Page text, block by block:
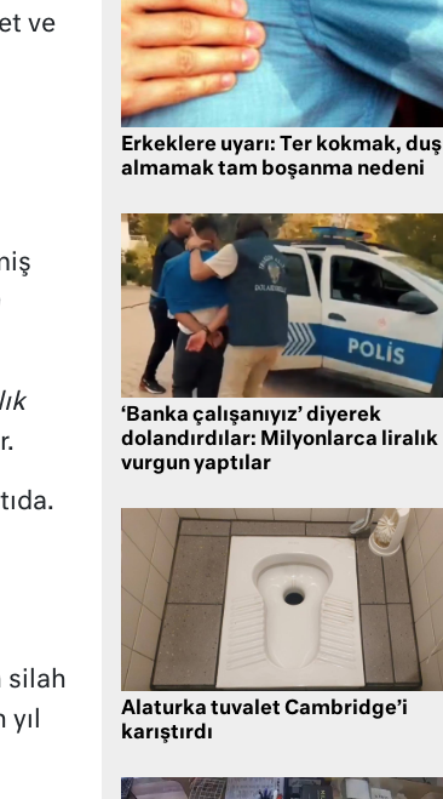
ve
silah
Erkeklere uyarı: Ter kokmak, duş
almamak tam boşanma nedeni
‘Banka çalışanıyız’ diyerek
dolandırdılar: Milyonlarca liralık
vurgun yaptılar
Alaturka tuvalet Cambridge’i
karıştırdı